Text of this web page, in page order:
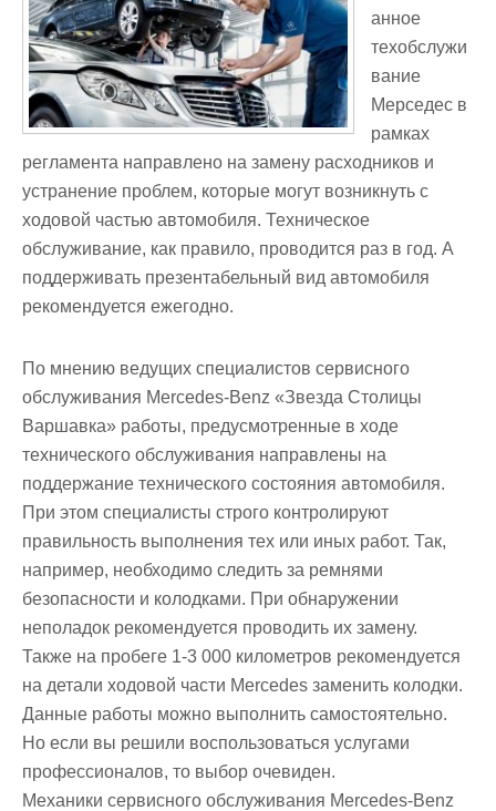
анное
техобслужи
вание
Мерседес в
рамках
регламента направлено на замену расходников и
устранение проблем, которые могут возникнуть с
ходовой частью автомобиля. Техническое
обслуживание, как правило, проводится раз в год. А
поддерживать презентабельный вид автомобиля
рекомендуется ежегодно.
По мнению ведущих специалистов сервисного
обслуживания Mercedes-Benz «Звезда Столицы
Варшавка» работы, предусмотренные в ходе
технического обслуживания направлены на
поддержание технического состояния автомобиля.
При этом специалисты строго контролируют
правильность выполнения тех или иных работ. Так,
например, необходимо следить за ремнями
безопасности и колодками. При обнаружении
неполадок рекомендуется проводить их замену.
Также на пробеге 1-3 000 километров рекомендуется
на детали ходовой части Mercedes заменить колодки.
Данные работы можно выполнить самостоятельно.
Но если вы решили воспользоваться услугами
профессионалов, то выбор очевиден.
Механики сервисного обслуживания Mercedes-Benz